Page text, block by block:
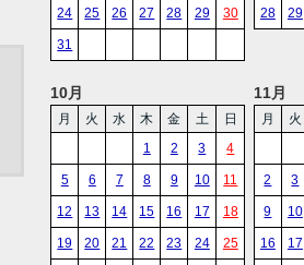
24 25 26 27 28 29 30
31
28 29
10月
月 火 水 木 金 土
日
1
2 3 4
5 6 7 8 9 10 11
12 13 14 15 16 17 18
19 20 21 22 23 24 25
11月
月 火
2 3
9 10
16 17